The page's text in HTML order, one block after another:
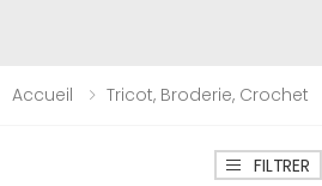
Accueil Tricot, Broderie, Crochet
FILTRER